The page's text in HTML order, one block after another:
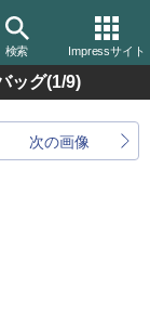
検索 Impressサイト
ッグ(1/9)
次の画像